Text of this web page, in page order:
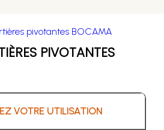
pivotantes BOCAMA
PIVOTANTES
VOTRE UTILISATION